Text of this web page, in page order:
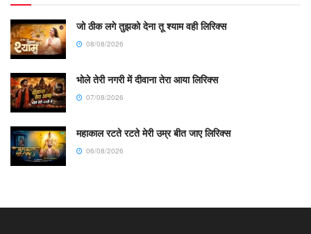
जो ठीक लगे तुझको देना तू श्याम वही लिरिक्स
08/08/2026
भोले तेरी नगरी में दीवाना तेरा आया लिरिक्स
07/08/2026
महाकाल रटते रटते मेरी उम्र बीत जाए लिरिक्स
06/08/2026